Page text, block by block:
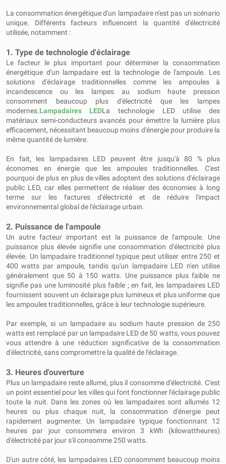
La consommation énergétique d'un lampadaire n'est pas un scénario
unique. Différents facteurs influencent la quantité d'électricité
utilisée, notamment :
1. Type de technologie d'éclairage
Le facteur le plus important pour déterminer la consommation
énergétique d'un lampadaire est la technologie de l'ampoule. Les
solutions d'éclairage traditionnelles comme les ampoules à
incandescence ou les lampes au sodium haute pression
consomment beaucoup plus d'électricité que les lampes
modernes.Lampadaires LEDLa technologie LED utilise des
matériaux semi-conducteurs avancés pour émettre la lumière plus
efficacement, nécessitant beaucoup moins d'énergie pour produire la
même quantité de lumière.
En fait, les lampadaires LED peuvent être jusqu'à 80 % plus
économes en énergie que les ampoules traditionnelles. C'est
pourquoi de plus en plus de villes adoptent des solutions d'éclairage
public LED, car elles permettent de réaliser des économies à long
terme sur les factures d'électricité et de réduire l'impact
environnemental global de l'éclairage urbain.
2. Puissance de l'ampoule
Un autre facteur important est la puissance de l'ampoule. Une
puissance plus élevée signifie une consommation d'électricité plus
élevée. Un lampadaire traditionnel typique peut utiliser entre 250 et
400 watts par ampoule, tandis qu'un lampadaire LED n'en utilise
généralement que 50 à 150 watts. Une puissance plus faible ne
signifie pas une luminosité plus faible ; en fait, les lampadaires LED
fournissent souvent un éclairage plus lumineux et plus uniforme que
les ampoules traditionnelles, grâce à leur technologie supérieure.
Par exemple, si un lampadaire au sodium haute pression de 250
watts est remplacé par un lampadaire LED de 50 watts, vous pouvez
vous attendre à une réduction significative de la consommation
d'électricité, sans compromettre la qualité de l'éclairage.
3. Heures d'ouverture
Plus un lampadaire reste allumé, plus il consomme d'électricité. C'est
un point essentiel pour les villes qui font fonctionner l'éclairage public
toute la nuit. Dans les zones où les lampadaires sont allumés 12
heures ou plus chaque nuit, la consommation d'énergie peut
rapidement augmenter. Un lampadaire typique fonctionnant 12
heures par jour consommera environ 3 kWh (kilowattheures)
d'électricité par jour s'il consomme 250 watts.
D'un autre côté, les lampadaires LED consomment beaucoup moins